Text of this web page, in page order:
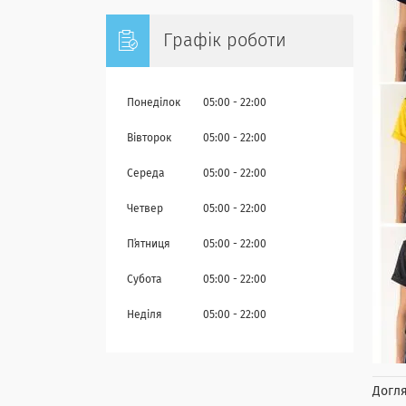
Графік роботи
Понеділок 05:00 22:00
Вівторок 05:00 22:00
Середа 05:00 22:00
Четвер 05:00 22:00
Пʼятниця 05:00 22:00
Субота 05:00 22:00
Неділя 05:00 22:00